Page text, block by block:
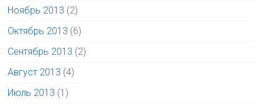
Ноябрь 2013 (2)
Октябрь 2013 (6)
Сентябрь 2013 (2)
Август 2013 (4)
Июль 2013 (1)